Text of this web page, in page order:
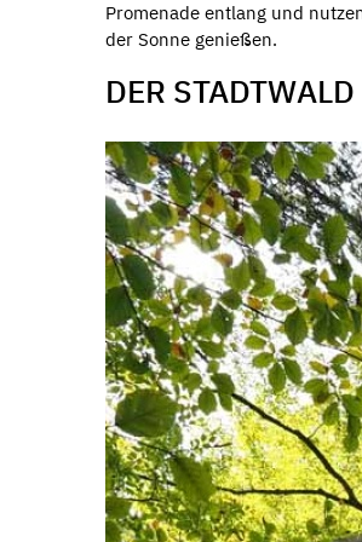
Promenade entlang und
der Sonne genießen.
DER STADTWALD